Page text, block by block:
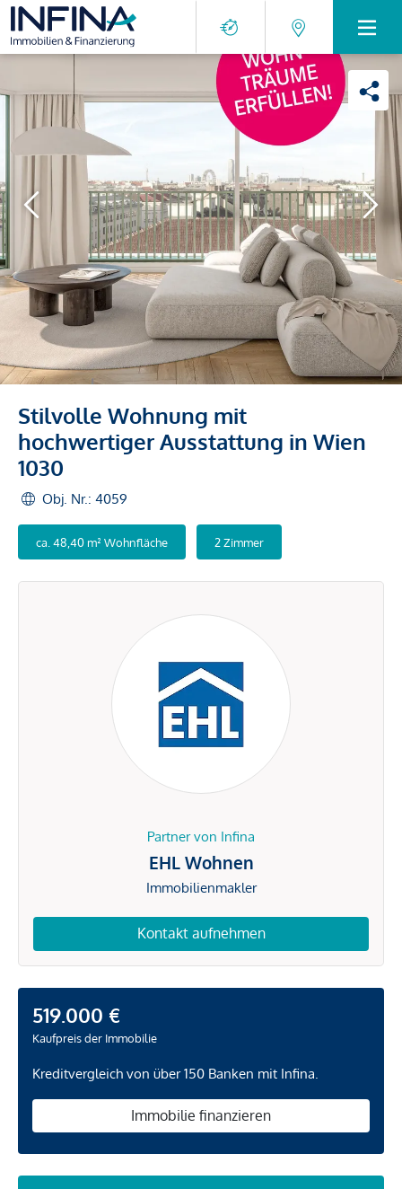
Stilvolle Wohnung mit
hochwertiger Ausstattung in Wien
1030
Obj. Nr.: 4059
ca. 48,40 m² Wohnfläche 2 Zimmer
Partner von Infina
EHL Wohnen
Immobilienmakler
Kontakt aufnehmen
519.000 €
Kaufpreis der Immobilie
Kreditvergleich von über 150 Banken mit Infina.
Immobilie finanzieren